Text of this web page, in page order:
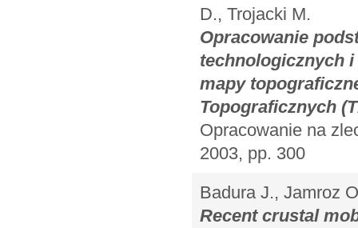
D., Trojacki M.
Opracowanie
technologicznych
mapy
Topograficznych
Opracowanie na
2003, pp. 300
Badura J., Jamroz
Recent crustal